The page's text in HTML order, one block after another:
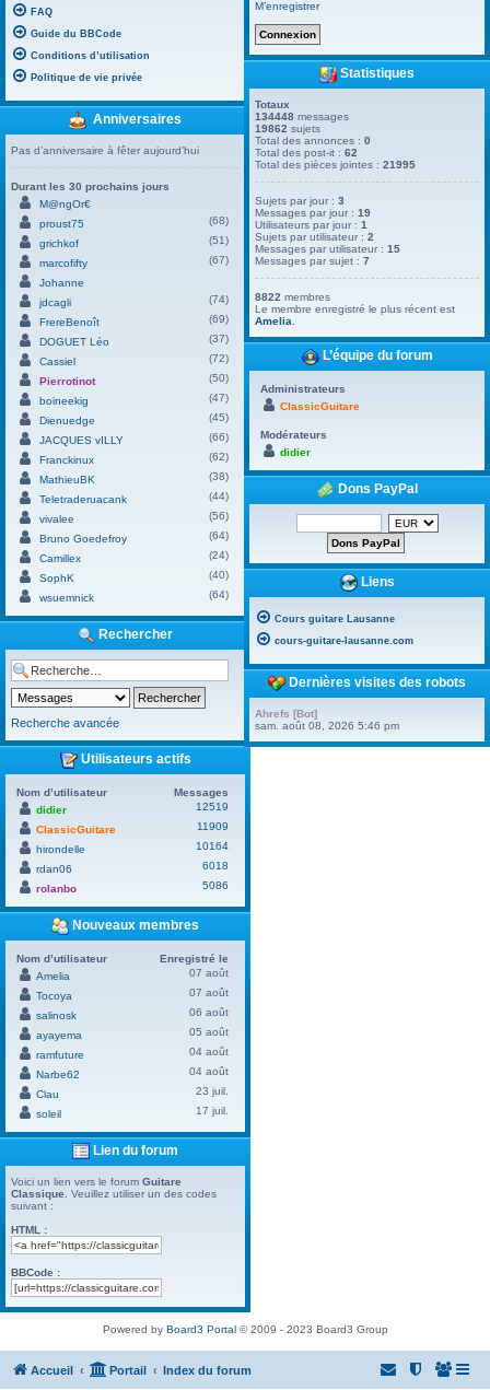
FAQ
Guide du BBCode
Conditions d’utilisation
Politique de vie privée
Anniversaires
Pas d’anniversaire à fêter aujourd’hui
Durant les 30 prochains jours
M@ngOr€
proust75
(68)
grichkof
(51)
marcofifty
(67)
Johanne
jdcagli
(74)
FrereBenoît
(69)
DOGUET Léo
(37)
Cassiel
(72)
Pierrotinot
(50)
boineekig
(47)
Dienuedge
(45)
JACQUES vILLY
(66)
Franckinux
(62)
MathieuBK
(38)
Teletraderuacank
(44)
vivalee
(56)
Bruno Goedefroy
(64)
Camillex
(24)
SophK
(40)
wsuemnick
(64)
Rechercher
Recherche avancée
Utilisateurs actifs
Nom d’utilisateur
Messages
didier
12519
ClassicGuitare
11909
hirondelle
10164
rdan06
6018
rolanbo
5086
Nouveaux membres
Nom d’utilisateur
Enregistré le
Amelia
07 août
Tocoya
07 août
salinosk
06 août
ayayema
05 août
ramfuture
04 août
Narbe62
04 août
Clau
23 juil.
soleil
17 juil.
Lien du forum
Voici un lien vers le forum Guitare
Classique . Veuillez utiliser un des codes
suivant :
HTML :
BBCode :
M’enregistrer
Statistiques
Totaux
134448 messages
19862 sujets
Total des annonces :0
Total des post-it :62
Total des pièces jointes :21995
Sujets par jour :3
Messages par jour :19
Utilisateurs par jour :1
Sujets par utilisateur :2
Messages par utilisateur :15
Messages par sujet :7
8822 membres
Le membre enregistré le plus récent est
Amelia
L’équipe du forum
Administrateurs
ClassicGuitare
Modérateurs
didier
Dons PayPal
Liens
Cours guitare Lausanne
cours-guitare-lausanne.com
Dernières visites des robots
Ahrefs [Bot]
sam. août 08, 2026 5:46 pm
Powered by Board3 Portal© 2009 - 2023 Board3 Group
Accueil Portail Index du forum